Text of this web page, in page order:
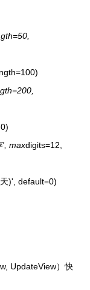
', maxdigits=12,
)', default=0)
UpdateView）快